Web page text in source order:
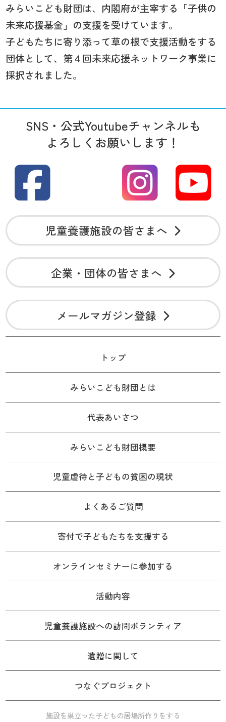
みらいこども財団は、内閣府が主宰する「子供の
未来応援基金」の支援を受けています。
子どもたちに寄り添って草の根で支援活動をする
団体として、第４回未来応援ネットワーク事業に
採択されました。
SNS・公式Youtubeチャンネルも
よろしくお願いします！
児童養護施設の皆さまへ
企業・団体の皆さまへ
メールマガジン登録
トップ
みらいこども財団とは
代表あいさつ
みらいこども財団概要
児童虐待と子どもの貧困の現状
よくあるご質問
寄付で子どもたちを支援する
オンラインセミナーに参加する
活動内容
児童養護施設への訪問ボランティア
遺贈に関して
つなぐプロジェクト
施設を巣立った子どもの居場所作りをする